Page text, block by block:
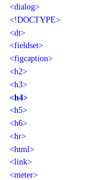
<dialog>
<!DOCTYPE>
<dt>
<fieldset>
<figcaption>
<h2>
<h3>
<h4>
<h5>
<h6>
<hr>
<html>
<link>
<meter>